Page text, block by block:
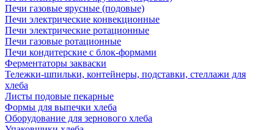
Печи газовые ярусные (подовые)
Печи электрические конвекционные
Печи электрические ротационные
Печи газовые ротационные
Печи кондитерские с блок-формами
Ферментаторы закваски
Тележки-шпильки, контейнеры, подставки, стеллажи для
хлеба
Листы подовые пекарные
Формы для выпечки хлеба
Оборудование для зернового хлеба